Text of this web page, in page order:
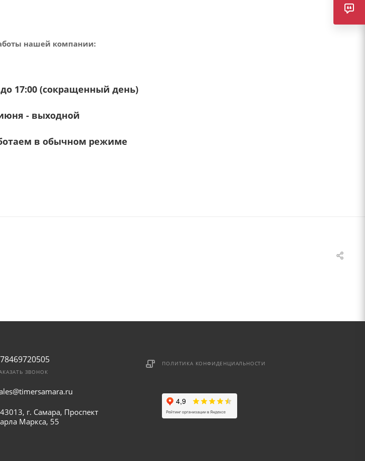
нашей компании:
17:00 (сокращенный день)
- выходной
в обычном режиме
ЗВОНОК
г. Самара, Проспект
Маркса, 55
ПОЛИТИКА КОНФИДЕНЦИАЛЬНОСТИ